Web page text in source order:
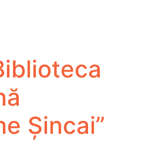
Șincai”